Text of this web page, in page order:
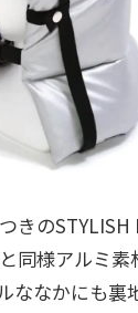
きのSTYLISH
同様アルミ素
ななかにも裏